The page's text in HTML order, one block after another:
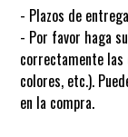
- Plazos de
- Por favor haga
correctamente
colores, etc.).
en la compra.